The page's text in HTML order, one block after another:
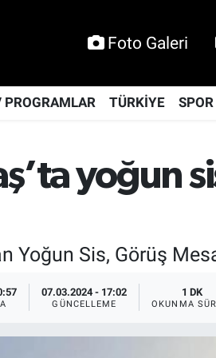
Foto Galeri
PROGRAMLAR TÜRKİYE SPOR
yoğun
Yoğun Sis, Görüş
07.03.2024 - 17:02
GÜNCELLEME
1 DK
OKUNMA